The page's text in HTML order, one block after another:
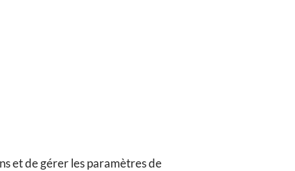
et de gérer les paramètres de